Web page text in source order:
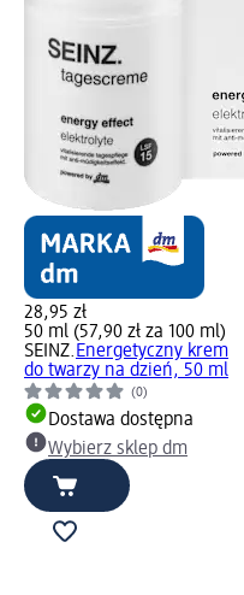
28,95 zł
50 ml (57,90 zł za 100 ml)
SEINZ. Energetyczny krem
do twarzy na dzień, 50 ml
(0)
Dostawa dostępna
Wybierz sklep dm